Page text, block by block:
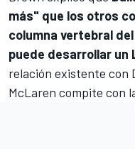
más" que los otros
columna vertebral
puede desarrollar un
relación existente con
McLaren compite con